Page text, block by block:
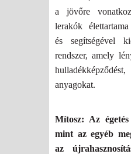
a jövőre
lerakók élettartama
és segítségével
rendszer, amely
anyagokat.
Mítosz: Az égetés
mint az egyéb
az